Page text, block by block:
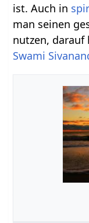
ist. Auch in
man seinen
nutzen,
Swami